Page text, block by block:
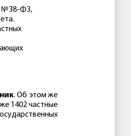
№38-ФЗ,
. Об этом же
1402 частные
ВПШ им.
Ивана Ильина